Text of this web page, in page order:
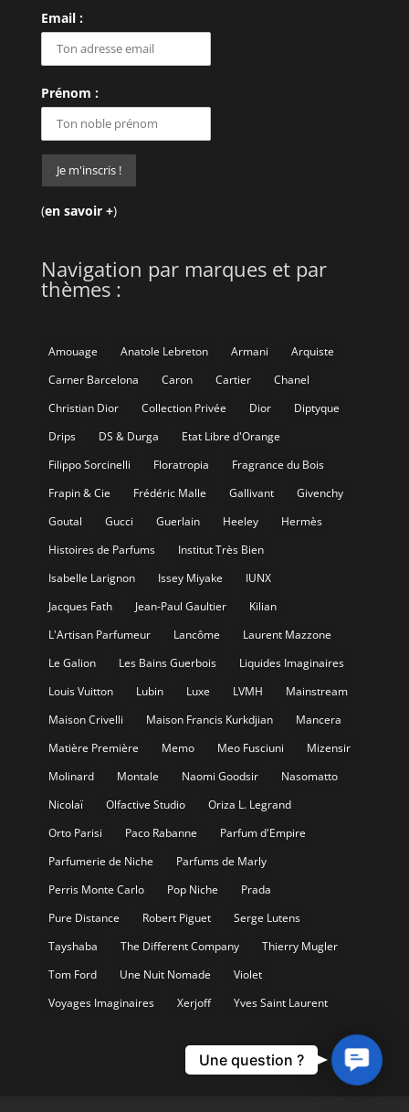
Email :
Prénom :
(en savoir +)
Navigation par marques et par
thèmes :
Amouage Anatole Lebreton Armani
Arquiste
Carner Barcelona
Caron Cartier
Chanel
Christian Dior
Collection Privée Dior
Diptyque
Drips
DS & Durga
Etat Libre d'Orange
Filippo Sorcinelli
Floratropia
Fragrance du Bois
Frapin & Cie
Frédéric Malle Gallivant
Givenchy
Goutal
Gucci Guerlain Heeley
Hermès
Histoires de Parfums
Institut Très Bien
Isabelle Larignon
Issey Miyake
IUNX
Jacques Fath
Jean-Paul Gaultier
Kilian
L'Artisan Parfumeur
Lancôme
Laurent Mazzone
Le Galion
Les Bains Guerbois
Liquides Imaginaires
Louis Vuitton
Lubin Luxe LVMH
Mainstream
Maison Crivelli
Maison Francis Kurkdjian
Mancera
Matière Première
Memo Meo Fusciuni
Mizensir
Molinard
Montale Naomi Goodsir
Nasomatto
Nicolaï
Olfactive Studio
Oriza L. Legrand
Orto Parisi
Paco Rabanne
Parfum d'Empire
Parfumerie de Niche
Parfums de Marly
Perris Monte Carlo
Pop Niche
Prada
Pure Distance
Robert Piguet
Serge Lutens
Tayshaba
The Different Company
Thierry Mugler
Tom Ford
Une Nuit Nomade
Violet
Voyages Imaginaires
Xerjoff Yves Saint Laurent
Contact
Une question ?